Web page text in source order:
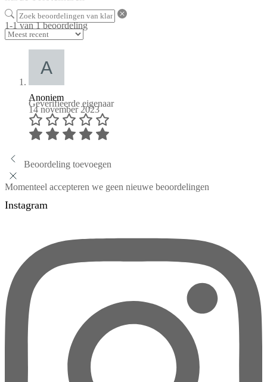
1-1 van 1 beoordeling
Anoniem
Geverifieerde eigenaar
14 november 2023
Beoordeling toevoegen
Momenteel accepteren we geen nieuwe beoordelingen
Instagram